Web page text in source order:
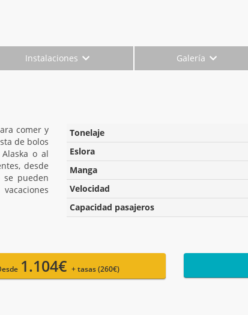
Instalaciones Galería
comer y
de bolos
o al
desde
se pueden
Tonelaje
Eslora
Manga
Velocidad
Capacidad pasajeros
1.104€ + tasas (260€)